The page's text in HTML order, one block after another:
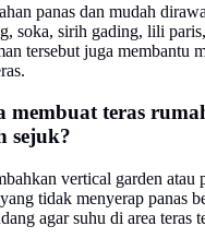
panas dan mudah
soka, sirih gading, lili
tersebut juga membantu
membuat teras
sejuk?
vertical garden atau
tidak menyerap panas
agar suhu di area teras